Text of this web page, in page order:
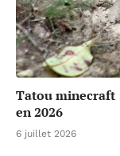
Tatou minecraft
en 2026
6 juillet 2026